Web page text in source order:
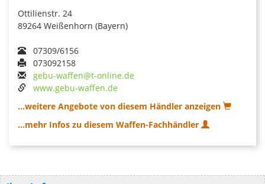
Ottilienstr. 24
89264 Weißenhorn (Bayern)
07309/6156
073092158
gebu-waffen@t-online.de
www.gebu-waffen.de
...weitere Angebote von diesem Händler anzeigen
...mehr Infos zu diesem Waffen-Fachhändler